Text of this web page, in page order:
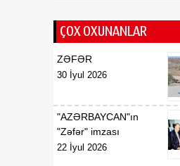
ÇOX OXUNANLAR
ZƏFƏR
30 İyul 2026
"AZƏRBAYCAN"ın
"Zəfər" imzası
22 İyul 2026